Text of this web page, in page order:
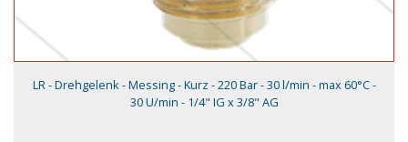
LR - Drehgelenk - Messing - Kurz - 220 Bar - 30 l/min - max 60°C -
30 U/min - 1/4" IG x 3/8" AG